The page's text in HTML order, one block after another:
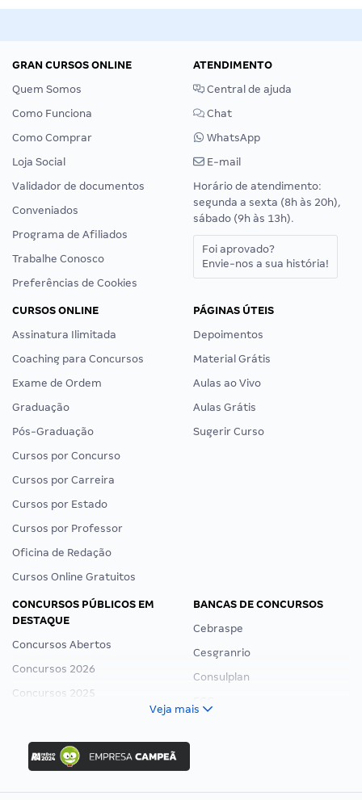
GRAN CURSOS ONLINE
Quem Somos
Como Funciona
Como Comprar
Loja Social
Validador de documentos
Conveniados
Programa de Afiliados
Trabalhe Conosco
Preferências de Cookies
ATENDIMENTO
Central de ajuda
Chat
WhatsApp
E-mail
Horário de atendimento:
segunda a sexta (8h às 20h),
sábado (9h às 13h).
Foi aprovado?
Envie-nos a sua história!
CURSOS ONLINE
Assinatura Ilimitada
Coaching para Concursos
Exame de Ordem
Graduação
Pós-Graduação
Cursos por Concurso
Cursos por Carreira
Cursos por Estado
Cursos por Professor
Oficina de Redação
Cursos Online Gratuitos
PÁGINAS ÚTEIS
Depoimentos
Material Grátis
Aulas ao Vivo
Aulas Grátis
Sugerir Curso
CONCURSOS PÚBLICOS EM
DESTAQUE
Concursos Abertos
Concursos 2026
Concursos 2025
Concurso Ibama
Concurso MPU
Editais publicados
BANCAS DE CONCURSOS
Cebraspe
Cesgranrio
Consulplan
Veja mais